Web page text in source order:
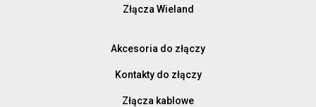
Złącza Wieland
Akcesoria do złączy
Kontakty do złączy
Złącza kablowe